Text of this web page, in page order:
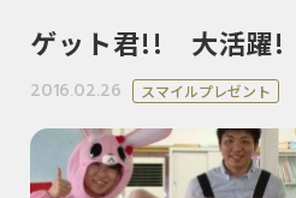
ゲット君!! 大活躍!
2016.02.26 スマイルプレゼント